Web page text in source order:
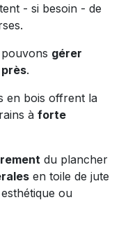
- si besoin - de
gérer
.
en bois offrent la
à forte
du plancher
en toile de jute
ou